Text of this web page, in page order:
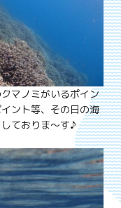
マノミがいるポイン
ント等、その日の海
ておりま～す♪